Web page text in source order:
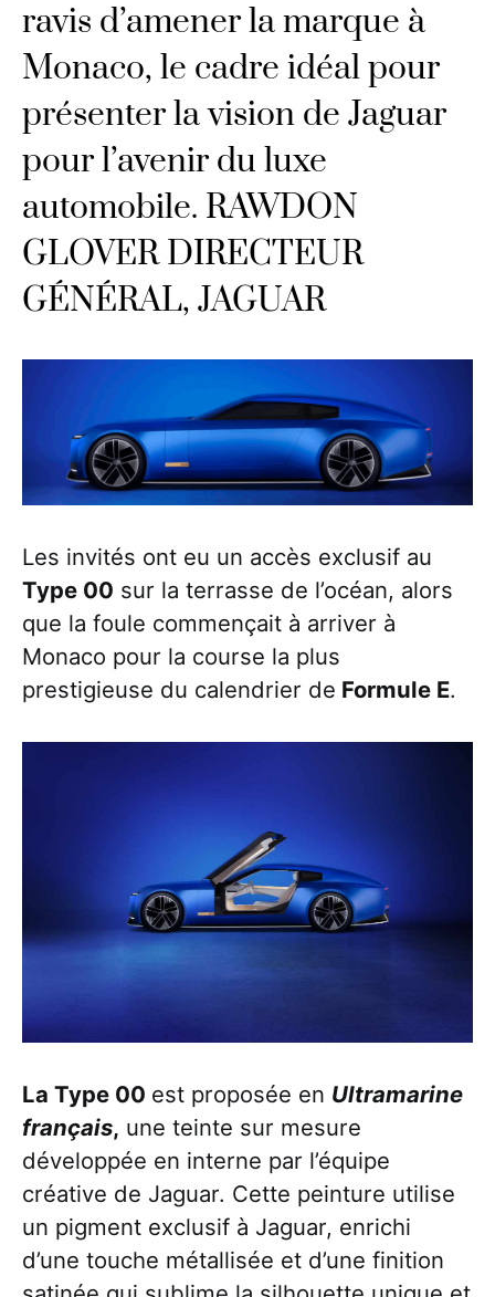
ravis d’amener la marque à
Monaco, le cadre idéal pour
présenter la vision de Jaguar
pour l’avenir du luxe
automobile. RAWDON
GLOVER DIRECTEUR
GÉNÉRAL, JAGUAR
Les invités ont eu un accès exclusif au
Type 00 sur la terrasse de l’océan, alors
que la foule commençait à arriver à
Monaco pour la course la plus
prestigieuse du calendrier de Formule E.
La Type 00 est proposée en Ultramarine
français, une teinte sur mesure
développée en interne par l’équipe
créative de Jaguar. Cette peinture utilise
un pigment exclusif à Jaguar, enrichi
d’une touche métallisée et d’une finition